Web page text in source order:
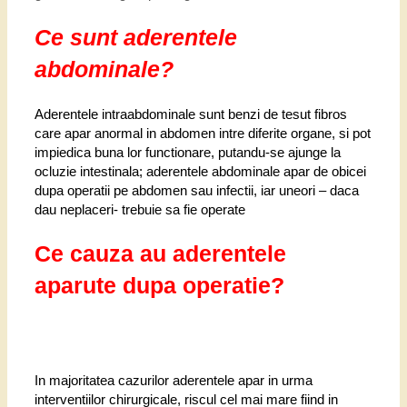
Ce sunt aderentele
abdominale?
Aderentele intraabdominale sunt benzi de tesut fibros
care apar anormal in abdomen intre diferite organe, si pot
impiedica buna lor functionare, putandu-se ajunge la
ocluzie intestinala; aderentele abdominale apar de obicei
dupa operatii pe abdomen sau infectii, iar uneori – daca
dau neplaceri- trebuie sa fie operate
Ce cauza au aderentele
aparute dupa operatie?
In majoritatea cazurilor aderentele apar in urma
interventiilor chirurgicale, riscul cel mai mare fiind in